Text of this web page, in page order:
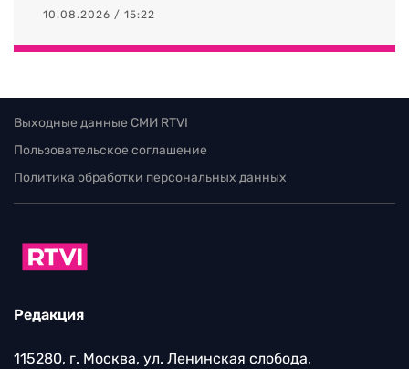
10.08.2026 / 15:22
Выходные данные СМИ RTVI
Пользовательское соглашение
Политика обработки персональных данных
Редакция
115280, г. Москва, ул. Ленинская слобода,